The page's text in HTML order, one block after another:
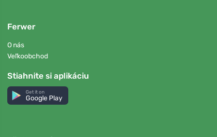
Ferwer
O nás
Veľkoobchod
Stiahnite si aplikáciu
Get it on
Google Play